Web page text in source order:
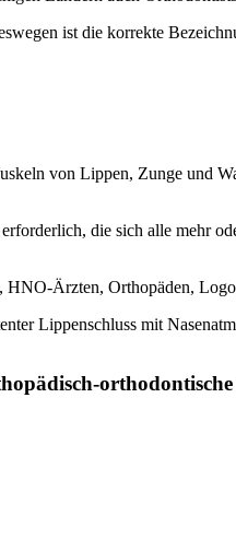
ist die korrekte
von Lippen, Zunge und
die sich alle mehr
Ärzten, Orthopäden,
Lippenschluss mit